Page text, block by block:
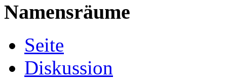
Namensräume
Seite
Diskussion